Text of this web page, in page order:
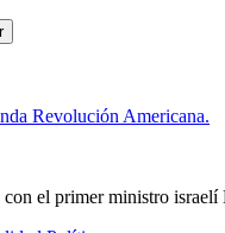
Revolución Americana.
el primer ministro